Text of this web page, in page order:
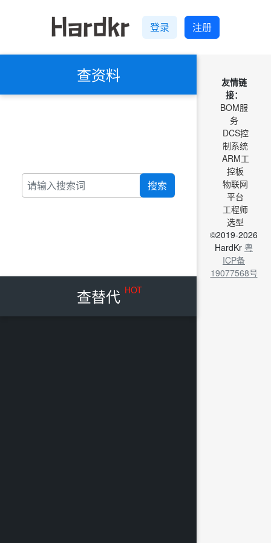
登录 注册
查资料
搜索
查替代 HOT
友情链
接：
BOM服
务
DCS控
制系统
ARM工
控板
物联网
平台
工程师
选型
©2019-2026
HardKr 粤
ICP备
19077568号